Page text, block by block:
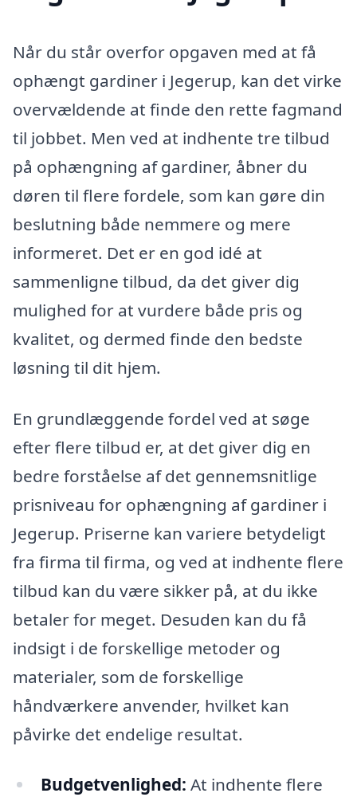
Når du står overfor opgaven med at få
ophængt gardiner i Jegerup, kan det virke
overvældende at finde den rette fagmand
til jobbet. Men ved at indhente tre tilbud
på ophængning af gardiner, åbner du
døren til flere fordele, som kan gøre din
beslutning både nemmere og mere
informeret. Det er en god idé at
sammenligne tilbud, da det giver dig
mulighed for at vurdere både pris og
kvalitet, og dermed finde den bedste
løsning til dit hjem.
En grundlæggende fordel ved at søge
efter flere tilbud er, at det giver dig en
bedre forståelse af det gennemsnitlige
prisniveau for ophængning af gardiner i
Jegerup. Priserne kan variere betydeligt
fra firma til firma, og ved at indhente flere
tilbud kan du være sikker på, at du ikke
betaler for meget. Desuden kan du få
indsigt i de forskellige metoder og
materialer, som de forskellige
håndværkere anvender, hvilket kan
påvirke det endelige resultat.
Budgetvenlighed: At indhente flere